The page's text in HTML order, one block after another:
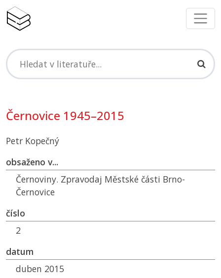
Černovice 1945–2015
Petr Kopečný
obsaženo v...
Černoviny. Zpravodaj Městské části Brno-
Černovice
číslo
2
datum
duben 2015